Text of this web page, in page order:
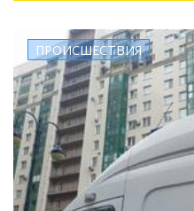
ПРОИСШЕСТВИЯ